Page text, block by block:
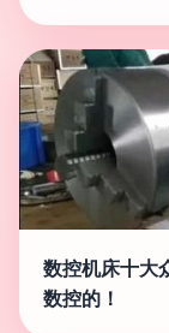
数控机床十大
数控的！